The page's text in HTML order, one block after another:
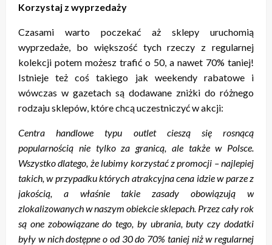
Korzystaj z wyprzedaży
Czasami warto poczekać aż sklepy uruchomią
wyprzedaże, bo większość tych rzeczy z regularnej
kolekcji potem możesz trafić o 50, a nawet 70% taniej!
Istnieje też coś takiego jak weekendy rabatowe i
wówczas w gazetach są dodawane zniżki do różnego
rodzaju sklepów, które chcą uczestniczyć w akcji:
Centra handlowe typu outlet cieszą się rosnącą
popularnością nie tylko za granicą, ale także w Polsce.
Wszystko dlatego, że lubimy korzystać z promocji – najlepiej
takich, w przypadku których atrakcyjna cena idzie w parze z
jakością, a właśnie takie zasady obowiązują w
zlokalizowanych w naszym obiekcie sklepach. Przez cały rok
są one zobowiązane do tego, by ubrania, buty czy dodatki
były w nich dostępne o od 30 do 70% taniej niż w regularnej